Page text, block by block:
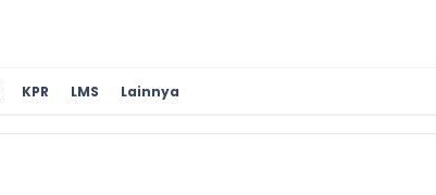
KPR LMS Lainnya